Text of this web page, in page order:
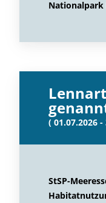
Nationalpark
( 01.07.2026 -
StSP-